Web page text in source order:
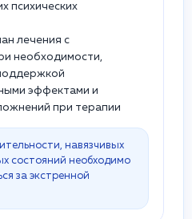
психических
лечения с
необходимости,
эффектами и
при терапии
навязчивых
состояний необходимо
за экстренной